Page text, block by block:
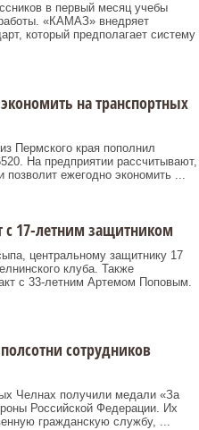
в первый месяц учебы
«КАМАЗ» внедряет
который предполагает систему
на транспортных
Пермского края пополнил
На предприятии рассчитывают,
позволит ежегодно экономить ...
17-летним защитником
центральному защитнику 17
клуба. Также
с 33-летним Артемом Поповым.
сотрудников
Челнах получили медали «За
Российской Федерации. Их
гражданскую службу, ...